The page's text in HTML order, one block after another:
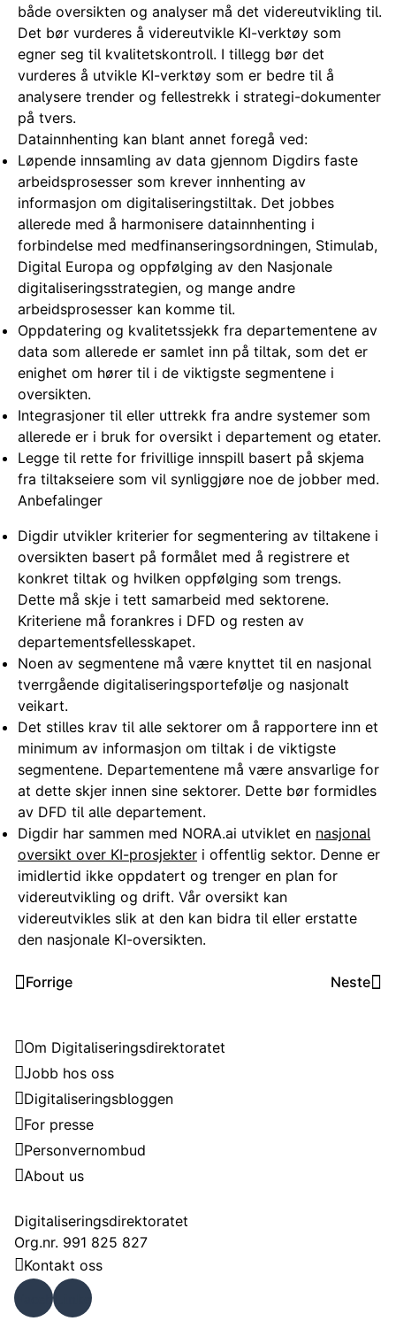
både oversikten og analyser må det videreutvikling til.
Det bør vurderes å videreutvikle KI-verktøy som
egner seg til kvalitetskontroll. I tillegg bør det
vurderes å utvikle KI-verktøy som er bedre til å
analysere trender og fellestrekk i strategi-dokumenter
på tvers.
Datainnhenting kan blant annet foregå ved:
Løpende innsamling av data gjennom Digdirs faste
arbeidsprosesser som krever innhenting av
informasjon om digitaliseringstiltak. Det jobbes
allerede med å harmonisere datainnhenting i
forbindelse med medfinanseringsordningen, Stimulab,
Digital Europa og oppfølging av den Nasjonale
digitaliseringsstrategien, og mange andre
arbeidsprosesser kan komme til.
Oppdatering og kvalitetssjekk fra departementene av
data som allerede er samlet inn på tiltak, som det er
enighet om hører til i de viktigste segmentene i
oversikten.
Integrasjoner til eller uttrekk fra andre systemer som
allerede er i bruk for oversikt i departement og etater.
Legge til rette for frivillige innspill basert på skjema
fra tiltakseiere som vil synliggjøre noe de jobber med.
Anbefalinger
Digdir utvikler kriterier for segmentering av tiltakene i
oversikten basert på formålet med å registrere et
konkret tiltak og hvilken oppfølging som trengs.
Dette må skje i tett samarbeid med sektorene.
Kriteriene må forankres i DFD og resten av
departementsfellesskapet.
Noen av segmentene må være knyttet til en nasjonal
tverrgående digitaliseringsportefølje og nasjonalt
veikart.
Det stilles krav til alle sektorer om å rapportere inn et
minimum av informasjon om tiltak i de viktigste
segmentene. Departementene må være ansvarlige for
at dette skjer innen sine sektorer. Dette bør formidles
av DFD til alle departement.
Digdir har sammen med NORA.ai utviklet en nasjonal
oversikt over KI-prosjekter i offentlig sektor. Denne er
imidlertid ikke oppdatert og trenger en plan for
videreutvikling og drift. Vår oversikt kan
videreutvikles slik at den kan bidra til eller erstatte
den nasjonale KI-oversikten.
Forrige Neste
Om Digitaliseringsdirektoratet
Jobb hos oss
Digitaliseringsbloggen
For presse
Personvernombud
About us
Digitaliseringsdirektoratet
Org.nr. 991 825 827
Kontakt oss
Faceb